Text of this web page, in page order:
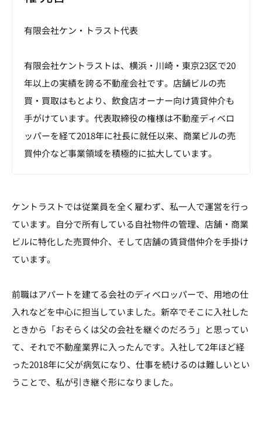
有限会社ケン・トラスト代表
有限会社ケントラストは、横浜・川崎・東京23区で20
年以上の実績を誇る不動産会社です。店舗ビルの売
買・買取はもとより、飲食店オーナー向け賃貸仲介も
手がけています。代表取締役の権様は不動産ディベロ
ッパーを経て2018年に社長に就任以来、商業ビルの売
買仲介など事業領域を積極的に拡大しています。
ケントラストでは従業員を全く雇わず、私一人で運営を行っ
ています。自分で所有している自社物件の管理、店舗・商業
ビルに特化した売買仲介、そして店舗の賃貸借仲介を手掛け
ています。
前職はアパートを建てる会社のディベロッパーで、用地の仕
入れなどを中心に担当していました。新卒でそこに入社した
ときから「おそらくは父の会社を継ぐのだろう」と思ってい
て、それで不動産業界に入ったんです。入社して2年ほど経
った2018年に父が病気になり、仕事を続けるのは難しいとい
うことで、私が引き継ぐ形になりました。